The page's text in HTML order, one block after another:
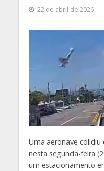
22 de abril de 2026
Uma aeronave
nesta segunda-feira
um estacionamento